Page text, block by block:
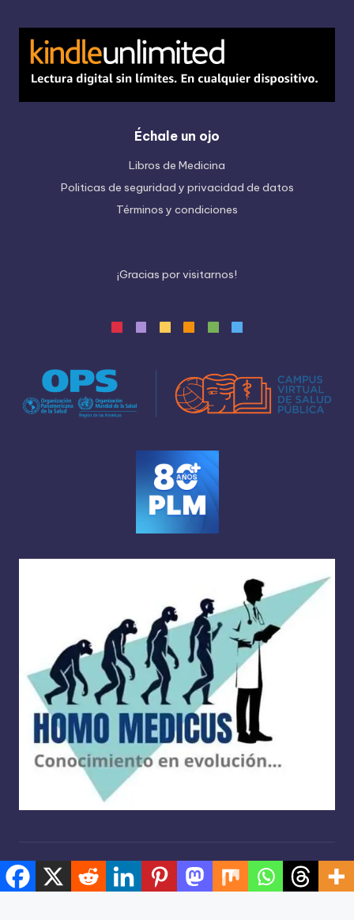
Échale un ojo
Libros de Medicina
Politicas de seguridad y privacidad de datos
Términos y condiciones
¡Gracias porvisitarnos!
Copyright 2026 — Homo medicus . Derechos reservados.